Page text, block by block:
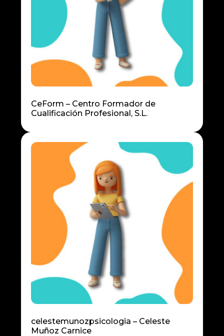
CeForm – Centro Formador de
Cualificación Profesional, S.L.
celestemunozpsicologia – Celeste
Muñoz Carnice